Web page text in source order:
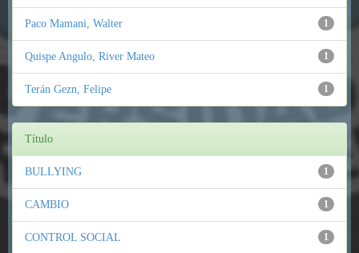
1
Paco Mamani, Walter
1
Quispe Angulo, River Mateo
1
Terán Gezn, Felipe
Título
1
BULLYING
1
CAMBIO
1
CONTROL SOCIAL